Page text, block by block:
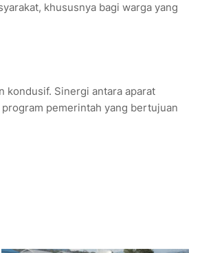
khususnya bagi warga yang
kondusif. Sinergi antara aparat
pemerintah yang bertujuan